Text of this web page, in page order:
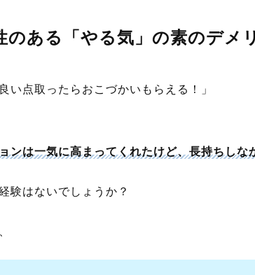
のある「やる気」の素のデメ
い点取ったらおこづかいもらえる！」
ンは一気に高まってくれたけど、長持ちしな
験はないでしょうか？